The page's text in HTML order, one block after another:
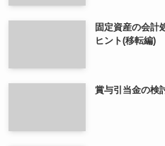
固定資産の会計
ヒント(移転編)
賞与引当金の検